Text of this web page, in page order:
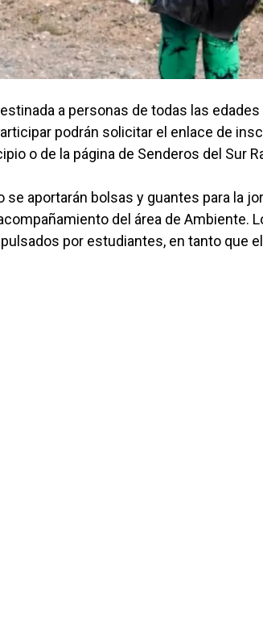
a personas de todas las
podrán solicitar el enlace de
o de la página de Senderos del Sur
se aportarán bolsas y guantes para la
del área de
por estudiantes, en tanto que